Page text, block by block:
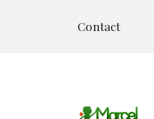
Contact